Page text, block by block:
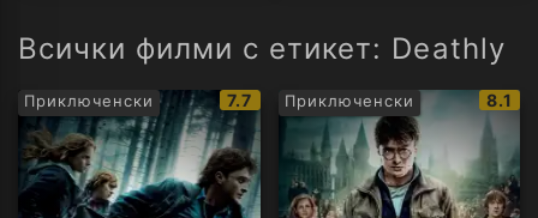
Всички филми с етикет: Deathly
Приключенски
IMDb
рейтинг:
7.7 Приключенски
IMDb
8.1